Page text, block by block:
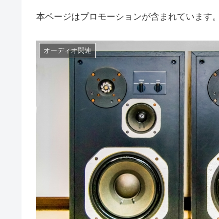
本ページはプロモーションが含まれています
オーディオ関連